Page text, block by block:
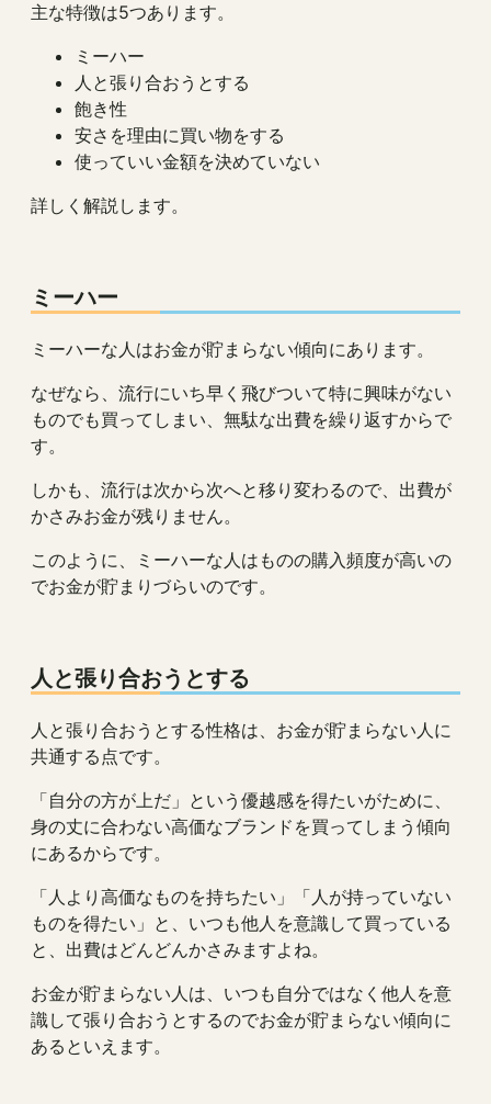
主な特徴は5つあります。
ミーハー
人と張り合おうとする
飽き性
安さを理由に買い物をする
使っていい金額を決めていない
詳しく解説します。
ミーハー
ミーハーな人はお金が貯まらない傾向にあります。
なぜなら、流行にいち早く飛びついて特に興味がない
ものでも買ってしまい、無駄な出費を繰り返すからで
す。
しかも、流行は次から次へと移り変わるので、出費が
かさみお金が残りません。
このように、ミーハーな人はものの購入頻度が高いの
でお金が貯まりづらいのです。
人と張り合おうとする
人と張り合おうとする性格は、お金が貯まらない人に
共通する点です。
「自分の方が上だ」という優越感を得たいがために、
身の丈に合わない高価なブランドを買ってしまう傾向
にあるからです。
「人より高価なものを持ちたい」「人が持っていない
ものを得たい」と、いつも他人を意識して買っている
と、出費はどんどんかさみますよね。
お金が貯まらない人は、いつも自分ではなく他人を意
識して張り合おうとするのでお金が貯まらない傾向に
あるといえます。